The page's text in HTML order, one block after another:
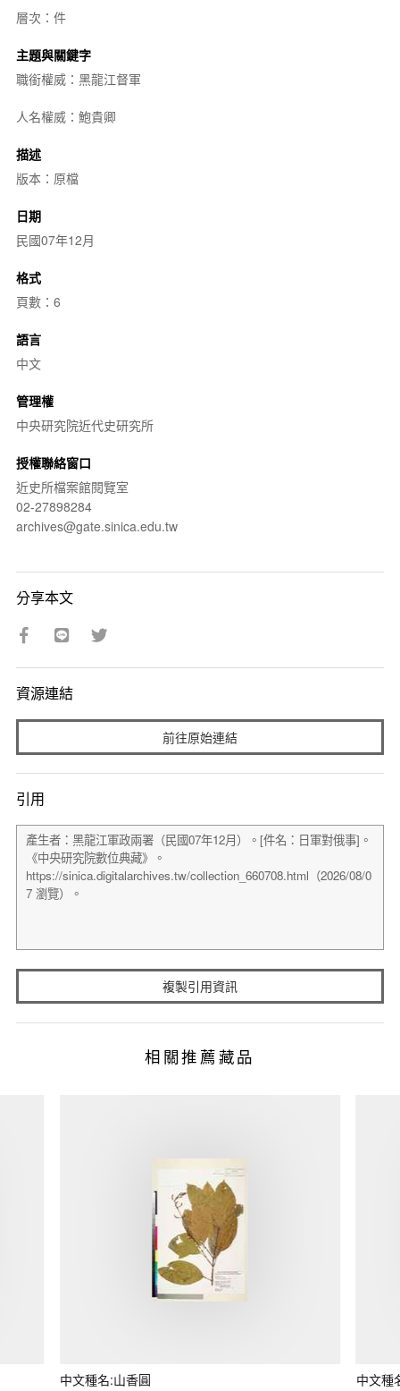
層次：件
主題與關鍵字
職銜權威：黑龍江督軍
人名權威：鮑貴卿
描述
版本：原檔
日期
民國07年12月
格式
頁數：6
語言
中文
管理權
中央研究院近代史研究所
授權聯絡窗口
近史所檔案館閱覽室
02-27898284
archives@gate.sinica.edu.tw
分享本文
資源連結
前往原始連結
引用
複製引用資訊
相關推薦藏品
中文種名:山香圓 中文種